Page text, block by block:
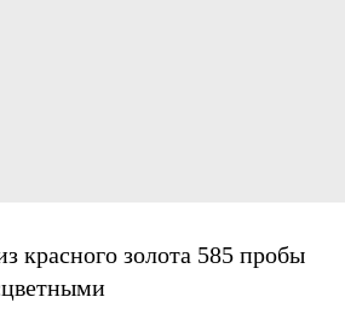
красного золота 585 пробы